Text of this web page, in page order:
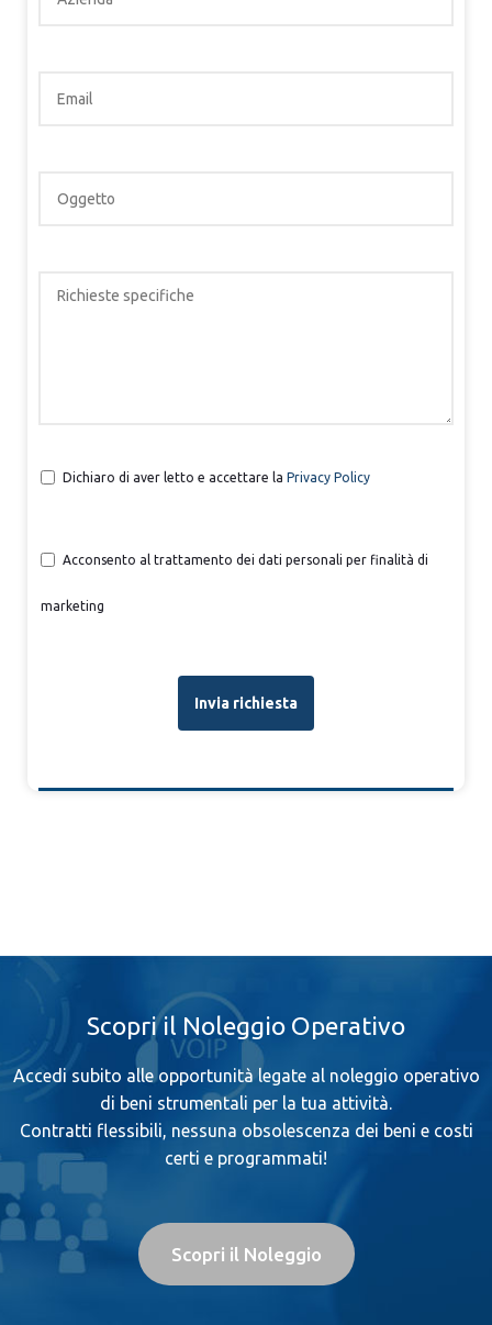
Dichiaro di aver letto e accettare la Privacy Policy
Acconsento al trattamento dei dati personali per finalità di
marketing
Scopri il Noleggio Operativo
Accedi subito alle opportunità legate al noleggio operativo
di beni strumentali per la tua attività.
Contratti flessibili, nessuna obsolescenza dei beni e costi
certi e programmati!
Scopri il Noleggio